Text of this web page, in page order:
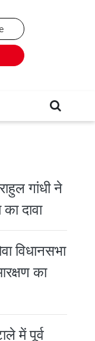
गांधी ने
दावा
विधानसभा
का
में पूर्व